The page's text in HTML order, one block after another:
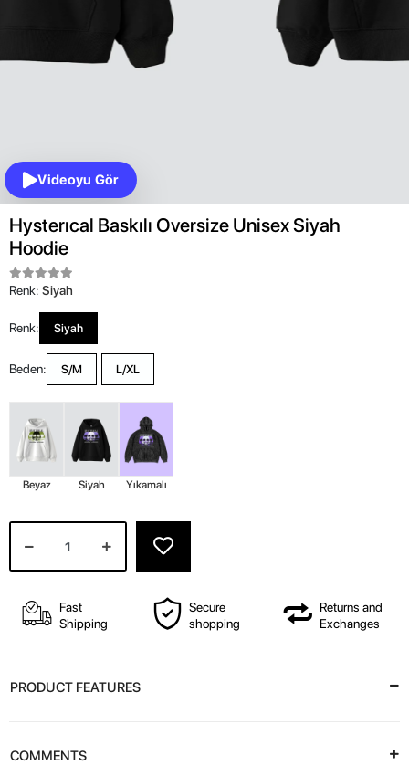
Videoyu Gör
Hysterıcal Baskılı Oversize Unisex Siyah
Hoodie
Renk: Siyah
Renk: Siyah
Beden: S/M L/XL
Beyaz Siyah Yıkamalı
Fast
Shipping
Secure
shopping
Returns and
Exchanges
PRODUCT FEATURES
COMMENTS